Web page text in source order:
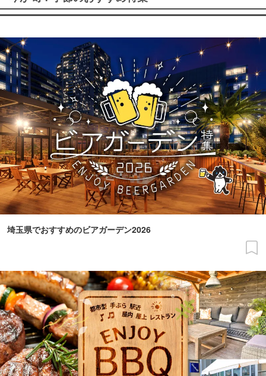
埼玉県でおすすめのビアガーデン2026